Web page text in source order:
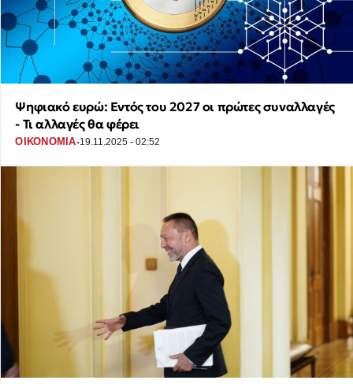
Ψηφιακό ευρώ: Εντός του 2027 οι πρώτες συναλλαγές
- Τι αλλαγές θα φέρει
ΟΙΚΟΝΟΜΙΑ·19.11.2025 - 02:52